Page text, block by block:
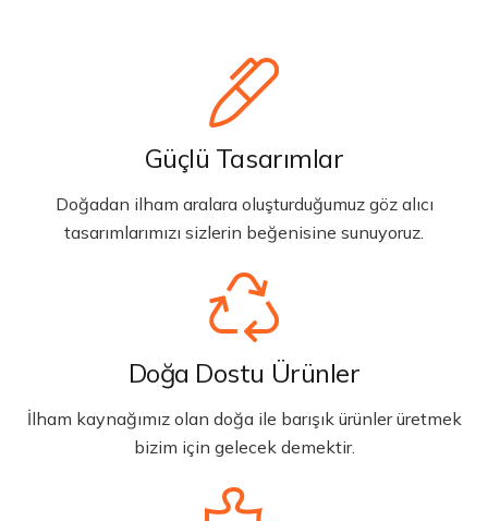
Güçlü Tasarımlar
Doğadan ilham aralara oluşturduğumuz göz alıcı
tasarımlarımızı sizlerin beğenisine sunuyoruz.
Doğa Dostu Ürünler
İlham kaynağımız olan doğa ile barışık ürünler üretmek
bizim için gelecek demektir.